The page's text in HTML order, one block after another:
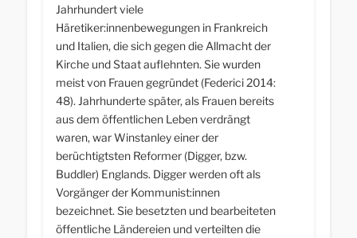
Jahrhundert viele
Häretiker:innenbewegungen in Frankreich
und Italien, die sich gegen die Allmacht der
Kirche und Staat auflehnten. Sie wurden
meist von Frauen gegründet (Federici 2014:
48). Jahrhunderte später, als Frauen bereits
aus dem öffentlichen Leben verdrängt
waren, war Winstanley einer der
berüchtigtsten Reformer (Digger, bzw.
Buddler) Englands. Digger werden oft als
Vorgänger der Kommunist:innen
bezeichnet. Sie besetzten und bearbeiteten
öffentliche Ländereien und verteilten die